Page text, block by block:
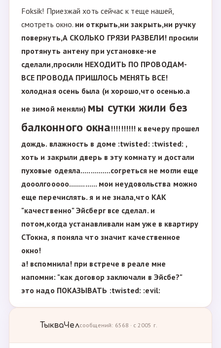
Foksik! Приезжай хоть сейчас к теще нашей,
смотреть окно. ни открыть,ни закрыть,ни ручку
повернуть,А СКОЛЬКО ГРЯЗИ РАЗВЕЛИ! просили
протянуть антену при установке-не
сделали,просили НЕХОДИТЬ ПО ПРОВОДАМ-
ВСЕ ПРОВОДА ПРИШЛОСЬ МЕНЯТЬ ВСЕ!
холодная осень была (и хорошо,что осенью.а
не зимой меняли) мы сутки жили без
балконного окна!!!!!!!!!! к вечеру прошел
дождь. влажность в доме :twisted: :twisted: ,
хоть и закрыли дверь в эту комнату и достали
пуховые одеяла...............согреться не могли еще
дооолгооооо.............. мои неудовольства можно
еще перечислять. я и не знала,что КАК
"качественно" Эйсберг все сделал. и
потом,когда устанавливали нам уже в квартиру
СТокна, я поняла что значит качественное
окно!
а! вспомнила! при встрече в реале мне
напомни: "как договор заключали в Эйсбе?"
это надо ПОКАЗЫВАТЬ :twisted: :evil:
ТыкваЧелсообщений: 6568 · с 2005 г.